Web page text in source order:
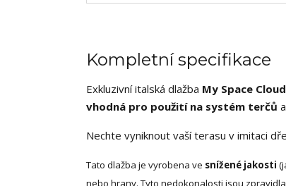
Kompletní specifikace
Exkluzivní italská dlažba My Space
vhodná pro použití na systém terčů
Nechte vyniknout vaší terasu v imitaci
Tato dlažba je vyrobena ve snížené jakosti